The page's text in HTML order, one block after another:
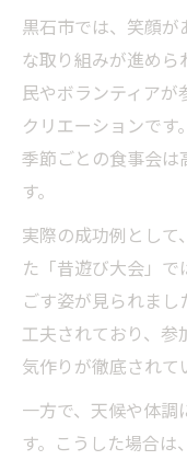
黒石市では、笑顔
な取り組みが進め
民やボランティアが
クリエーションです
季節ごとの食事会は
す。
実際の成功例とし
た「昔遊び大会」
ごす姿が見られま
工夫されており、参
気作りが徹底されて
一方で、天候や体調
す。こうした場合